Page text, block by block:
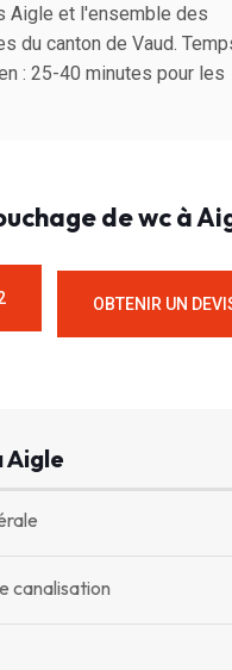
Aigle et l'ensemble des
du canton de Vaud.
: 25-40 minutes pour les
de wc à
OBTENIR UN
Aigle
canalisation